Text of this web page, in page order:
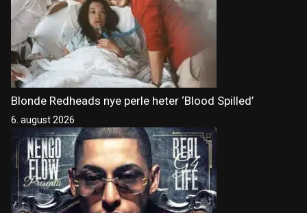
Blonde Redheads nye perle heter ‘Blood Spilled’
6. august 2026